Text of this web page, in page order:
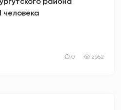
человека
0 2652